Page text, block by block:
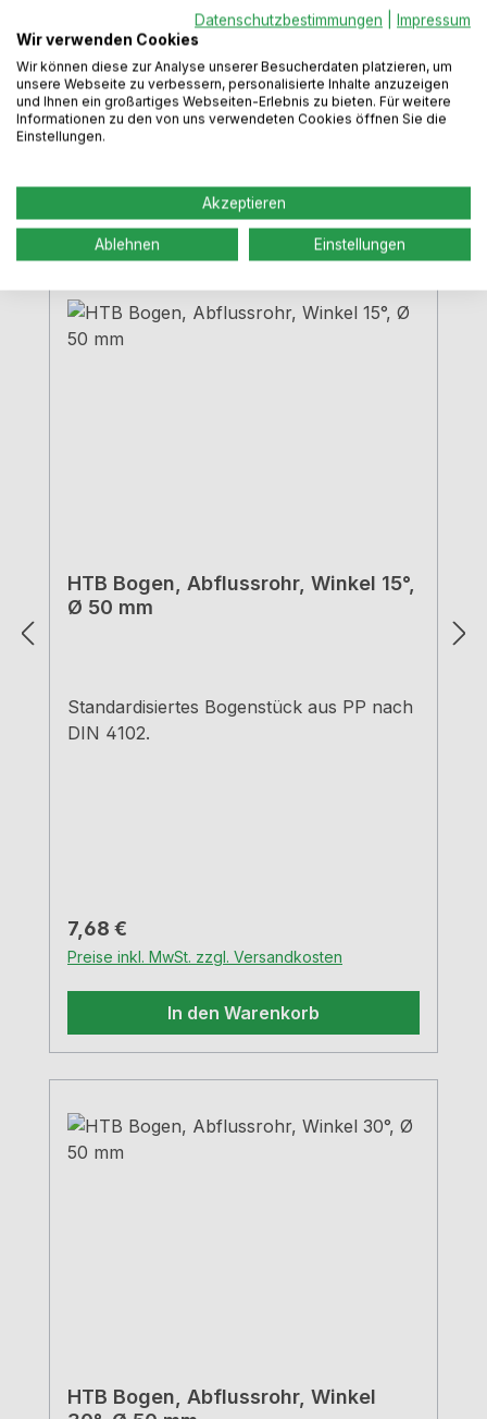
Regulärer Preis:
7,39 €
Preise inkl. MwSt. zzgl. Versandkosten
In den Warenkorb
HTB Bogen, Abflussrohr, Winkel 15°,
Ø 50 mm
Standardisiertes Bogenstück aus PP nach
DIN 4102.
Regulärer Preis:
7,68 €
Preise inkl. MwSt. zzgl. Versandkosten
In den Warenkorb
HTB Bogen, Abflussrohr, Winkel
Datenschutzbestimmungen
Impressum
Wir verwenden Cookies
Wir können diese zur Analyse unserer Besucherdaten platzieren, um
unsere Webseite zu verbessern, personalisierte Inhalte anzuzeigen
und Ihnen ein großartiges Webseiten-Erlebnis zu bieten. Für weitere
Informationen zu den von uns verwendeten Cookies öffnen Sie die
Einstellungen.
Akzeptieren
Ablehnen Einstellungen